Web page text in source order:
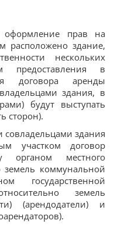
оформление прав на
расположено здание,
нескольких
предоставления в
договора аренды
здания, в
будут выступать
сторон).
здания
участком договор
органом местного
земель коммунальной
государственной
земель
(арендодатели) и